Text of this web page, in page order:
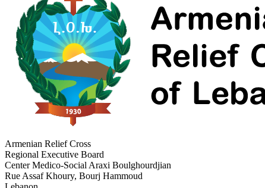
Armenian Relief Cross
Regional Executive Board
Center Medico-Social Araxi Boulghourdjian
Rue Assaf Khoury, Bourj Hammoud